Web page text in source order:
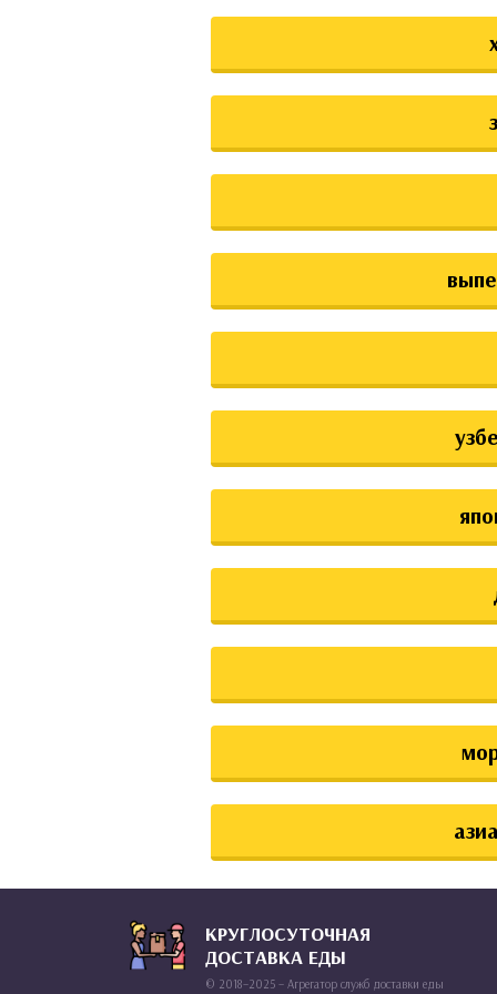
КРУГЛОСУТОЧНАЯ
ДОСТАВКА ЕДЫ
© 2018–2025 – Агрегатор служб доставки еды